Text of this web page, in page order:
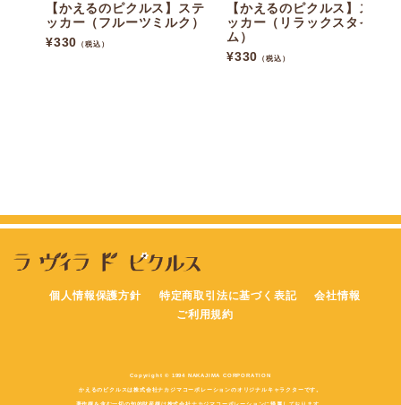
【かえるのピクルス】ステ
ッカー（フルーツミルク）
¥330 （税込）
【かえるのピクルス】ステ
ッカー（リラックスタイ
ム）
¥330 （税込）
個人情報保護方針 特定商取引法に基づく表記
会社情報
ご利用規約
Copyright © 1994 NAKAJIMA CORPORATION
かえるのピクルスは株式会社ナカジマコーポレーションのオリジナルキャラクターです。
著作権を含む一切の知的財産権は株式会社ナカジマコーポレーションに帰属しております。